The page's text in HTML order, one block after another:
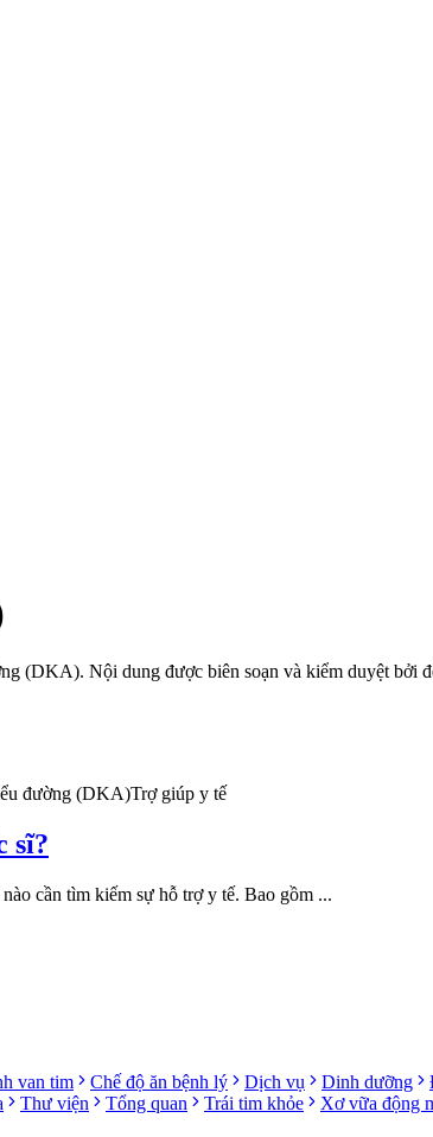
(DKA). Nội dung được biên soạn và kiểm duyệt bởi
đường (DKA)Trợ giúp y tế
sĩ?
cần tìm kiếm sự hỗ trợ y tế. Bao gồm ...
van tim Chế độ ăn bệnh lý Dịch vụ Dinh dưỡng
Thư viện Tổng quan Trái tim khỏe
Xơ vữa động